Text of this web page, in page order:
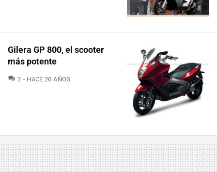
Gilera GP 800, el scooter
más potente
2 COMENTARIOS
HACE 20 AÑOS